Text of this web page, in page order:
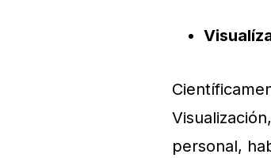
personal,